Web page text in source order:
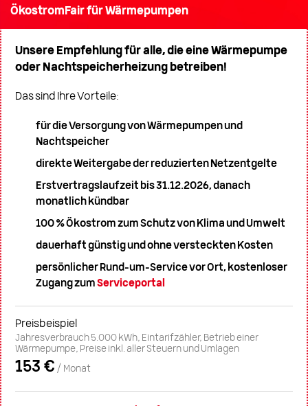
ÖkostromFair für Wärmepumpen
Unsere Empfehlung für alle, die eine Wärmepumpe
oder Nachtspeicherheizung betreiben!
Das sind Ihre Vorteile:
für die Versorgung von Wärmepumpen und
Nachtspeicher
direkte Weitergabe der reduzierten Netzentgelte
Erstvertragslaufzeit bis 31.12.2026, danach
monatlich kündbar
100 % Ökostrom zum Schutz von Klima und Umwelt
dauerhaft günstig und ohne versteckten Kosten
persönlicher Rund-um-Service vor Ort, kostenloser
Zugang zumServiceportal
Preisbeispiel
Jahresverbrauch 5.000 kWh, Eintarifzähler, Betrieb einer
Wärmepumpe, Preise inkl. aller Steuern und Umlagen
153 € / Monat